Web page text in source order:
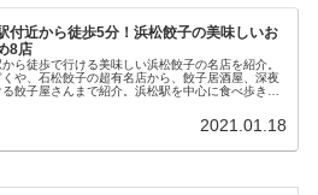
付近から徒歩5分！浜松餃子の美味しいお
8店
ら徒歩で行ける美味しい浜松餃子の名店を紹介。
くや、石松餃子の超有名店から、餃子居酒屋、深夜
る餃子屋さんまで紹介。浜松駅を中心に食べ歩きし
2021.01.18